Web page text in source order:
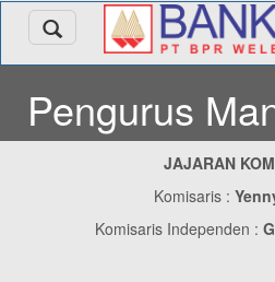
Pengurus
JAJARAN
Komisaris :
Komisaris Independen :